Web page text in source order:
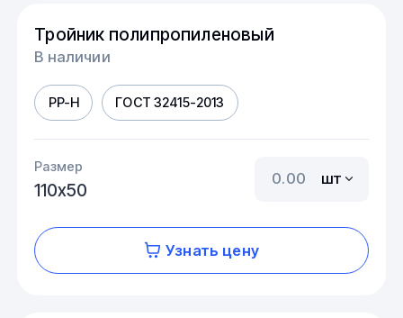
Тройник полипропиленовый
В наличии
PP-H ГОСТ 32415-2013
Размер
110х50
шт
Узнать цену